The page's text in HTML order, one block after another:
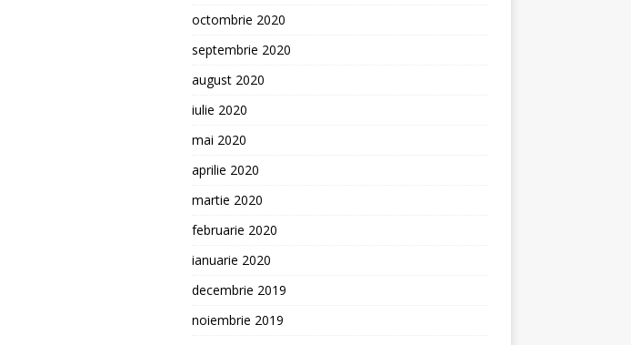
octombrie 2020
septembrie 2020
august 2020
iulie 2020
mai 2020
aprilie 2020
martie 2020
februarie 2020
ianuarie 2020
decembrie 2019
noiembrie 2019